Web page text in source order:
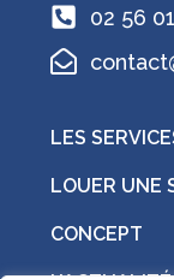
02 56
LES
LOUER UNE
CONCEPT